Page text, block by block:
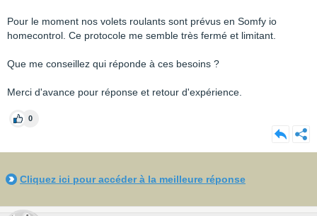
Pour le moment nos volets roulants sont prévus en Somfy io
homecontrol. Ce protocole me semble très fermé et limitant.
Que me conseillez qui réponde à ces besoins ?
Merci d'avance pour réponse et retour d'expérience.
0
Cliquez ici pour accéder à la meilleure réponse